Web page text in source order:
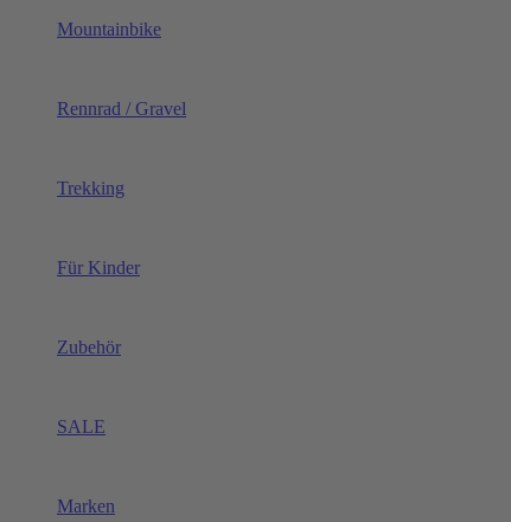
Mountainbike
Rennrad / Gravel
Trekking
Für Kinder
Zubehör
SALE
Marken